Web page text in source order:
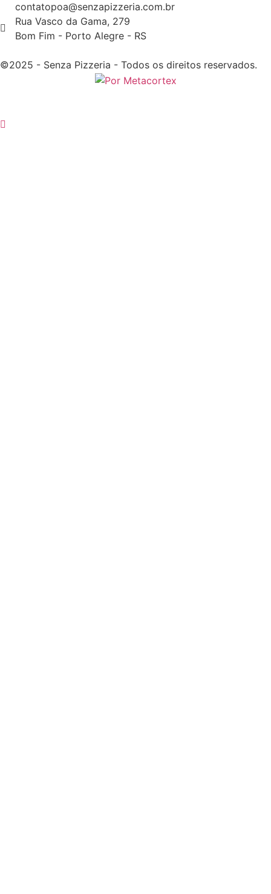
contatopoa@senzapizzeria.com.br
Rua Vasco da Gama, 279
Bom Fim - Porto Alegre - RS
©2025 - Senza Pizzeria - Todos os direitos reservados.